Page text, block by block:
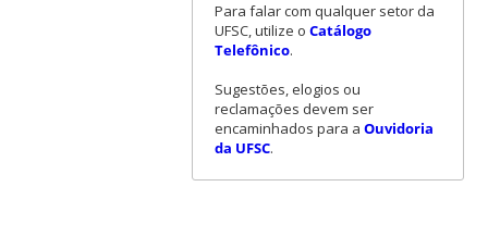
Para falar com qualquer setor da
UFSC, utilize o Catálogo
Telefônico.
Sugestões, elogios ou
reclamações devem ser
encaminhados para a Ouvidoria
da UFSC.